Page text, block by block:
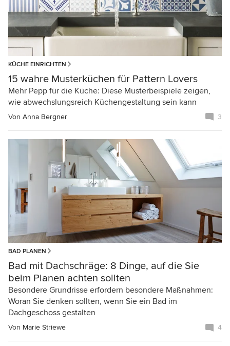
KÜCHE EINRICHTEN
15 wahre Musterküchen für Pattern Lovers
Mehr Pepp für die Küche: Diese Musterbeispiele zeigen,
wie abwechslungsreich Küchengestaltung sein kann
Von Anna Bergner 3
BAD PLANEN
Bad mit Dachschräge: 8 Dinge, auf die Sie
beim Planen achten sollten
Besondere Grundrisse erfordern besondere Maßnahmen:
Woran Sie denken sollten, wenn Sie ein Bad im
Dachgeschoss gestalten
Von Marie Striewe 4